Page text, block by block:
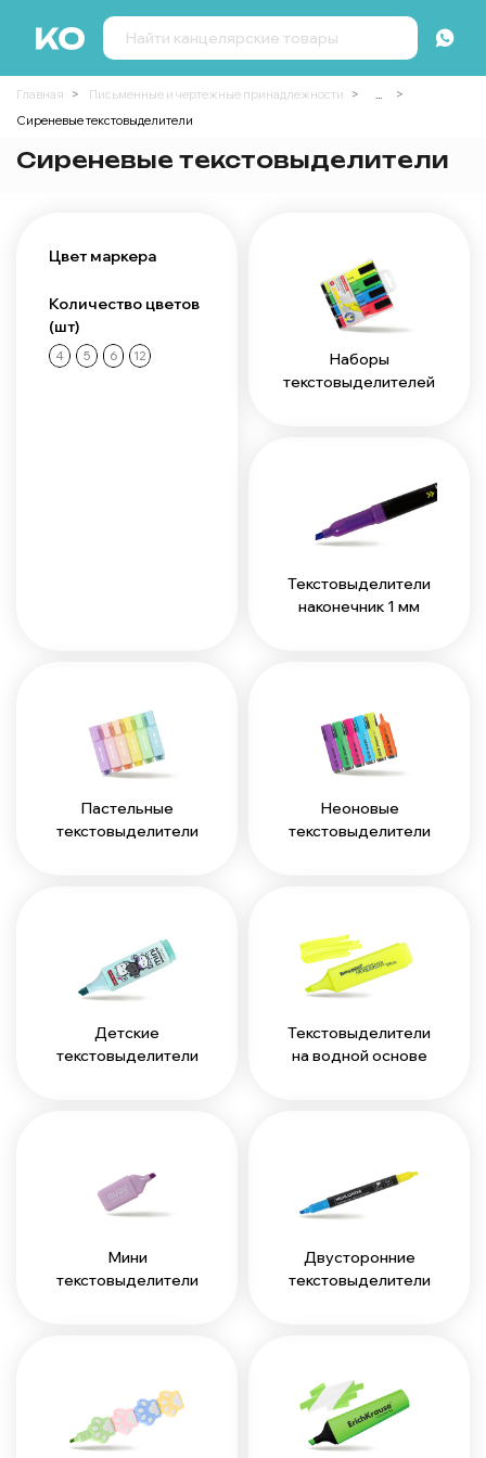
Главная Письменные и чертежные принадлежности
...
Сиреневые текстовыделители
Сиреневые текстовыделители
Цвет маркера
Количество цветов
(шт)
4 5 6 12
Наборы
текстовыделителей
Текстовыделители
наконечник 1 мм
Пастельные
текстовыделители
Неоновые
текстовыделители
Детские
текстовыделители
Текстовыделители
на водной основе
Мини
текстовыделители
Двусторонние
текстовыделители